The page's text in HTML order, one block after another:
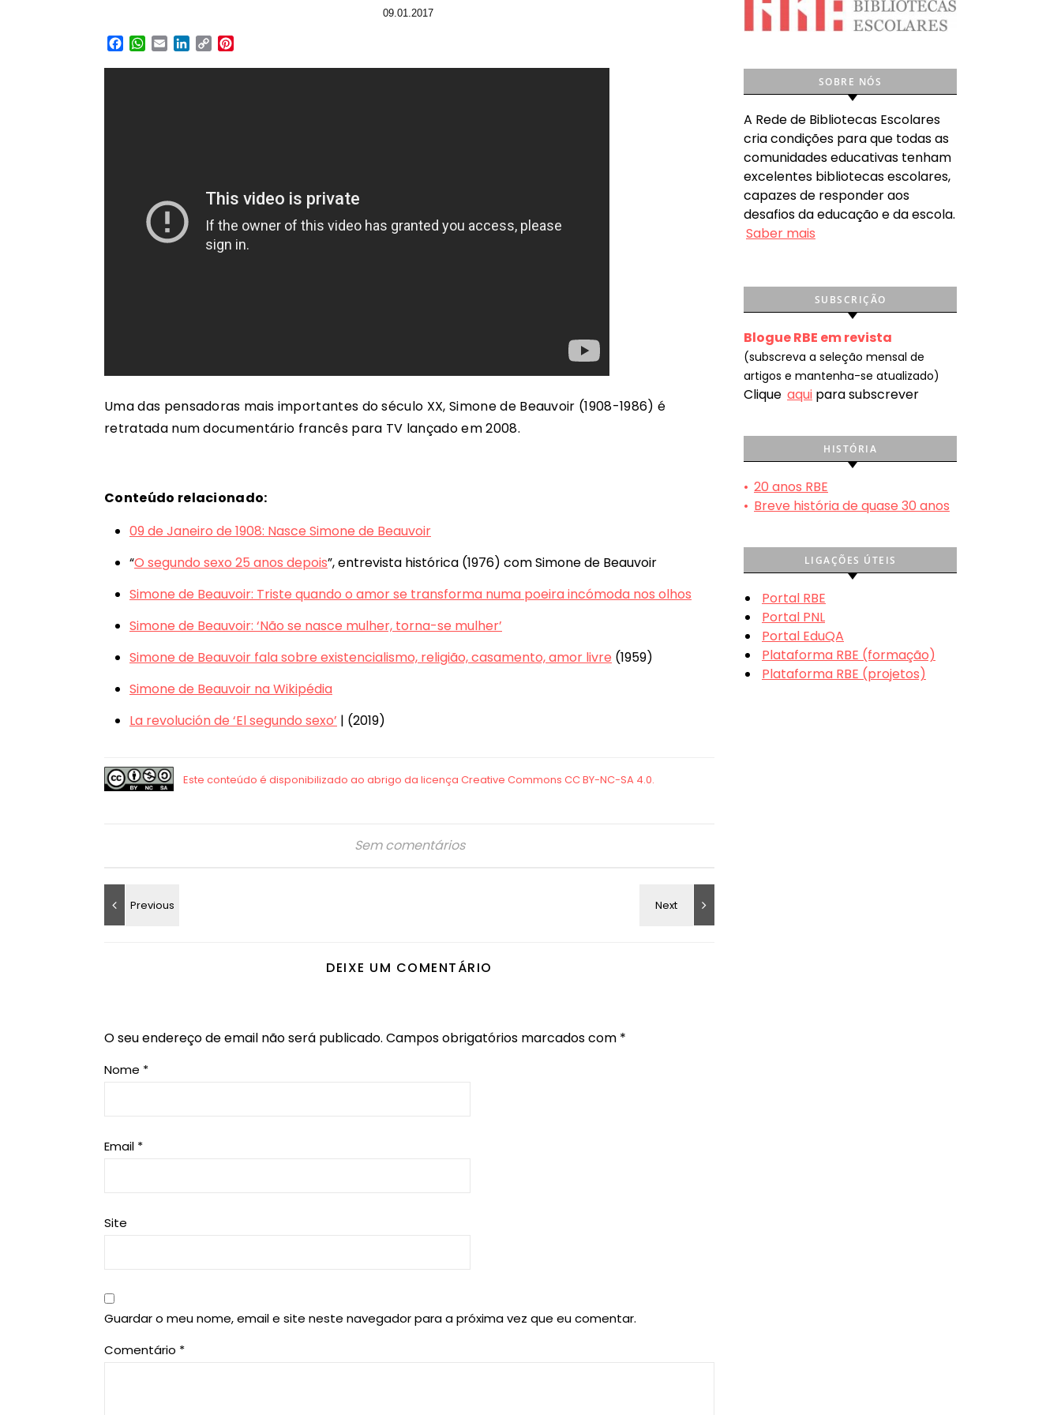
09.01.2017
Facebook
WhatsApp
EmailLinkedIn
Copy
Uma das pensadoras mais importantes do século XX, Simone de Beauvoir (1908-1986) é
retratada num documentário francês para TV lançado em 2008.
Conteúdo relacionado:
09 de Janeiro de 1908: Nasce Simone de Beauvoir
“O segundo sexo 25 anos depois”, entrevista histórica (1976) com Simone de Beauvoir
Simone de Beauvoir: Triste quando o amor se transforma numa poeira incómoda nos olhos
Simone de Beauvoir: ‘Não se nasce mulher, torna-se mulher’
Simone de Beauvoir fala sobre existencialismo, religião, casamento, amor livre (1959)
Simone de Beauvoir na Wikipédia
La revolución de ‘El segundo sexo’ | (2019)
Sem comentários
DEIXE UM COMENTÁRIO
O seu endereço de email não será publicado. Campos obrigatórios marcados com *
Nome *
Email *
Site
Guardar o meu nome, email e site neste navegador para a próxima vez que eu comentar.
Comentário *
SOBRE NÓS
A Rede de Bibliotecas Escolares
cria condições para que todas as
comunidades educativas tenham
excelentes bibliotecas escolares,
capazes de responder aos
desafios da educação e da escola.
Saber mais
SUBSCRIÇÃO
Blogue RBE em revista
(subscreva a seleção mensal de
artigos e mantenha-se atualizado)
Clique aqui para subscrever
HISTÓRIA
• 20 anos RBE
• Breve história de quase 30 anos
LIGAÇÕES ÚTEIS
Portal RBE
Portal PNL
Portal EduQA
Plataforma RBE (formação)
Plataforma RBE (projetos)